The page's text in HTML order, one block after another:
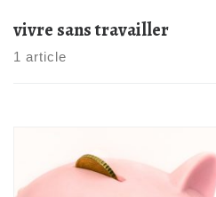
vivre sans travailler
1 article